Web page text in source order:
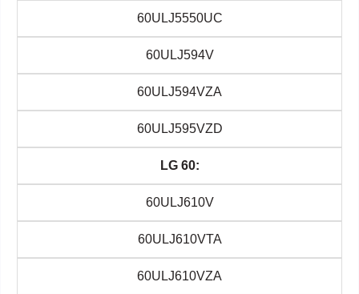
60ULJ5550UC
60ULJ594V
60ULJ594VZA
60ULJ595VZD
LG 60:
60ULJ610V
60ULJ610VTA
60ULJ610VZA